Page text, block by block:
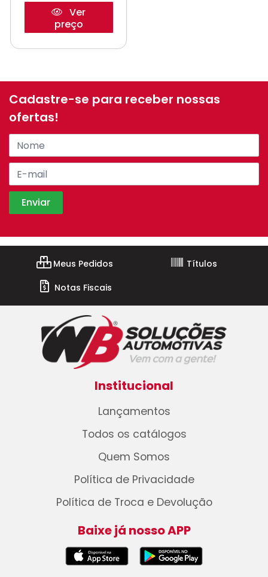
Ver
preço
Cadastre-se para receber nossas
ofertas!
Meus Pedidos
Títulos
Notas Fiscais
Institucional
Lançamentos
Todos os catálogos
Quem Somos
Política de Privacidade
Política de Troca e Devolução
Baixe já nosso APP